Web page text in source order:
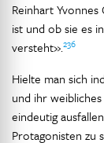
Reinhart
ist und ob sie es
versteht».236
Hielte man sich
und ihr
eindeutig
Protagonisten zu